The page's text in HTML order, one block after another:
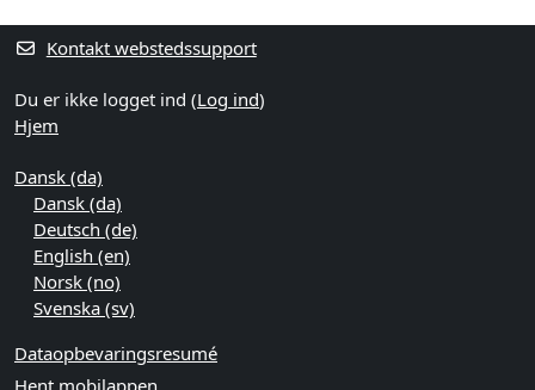
Supplerende blokke
Kontakt webstedssupport
Du er ikke logget ind (Log ind)
Hjem
Dansk ‎(da)‎
Dansk ‎(da)‎
Deutsch ‎(de)‎
English ‎(en)‎
Norsk ‎(no)‎
Svenska ‎(sv)‎
Dataopbevaringsresumé
Hent mobilappen